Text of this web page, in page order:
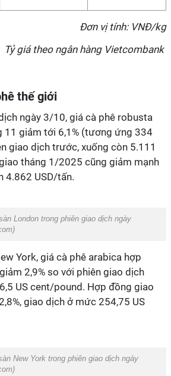
Đơn vị tính: VNĐ/kg
Tỷ giá theo ngân hàng Vietcombank
thế giới
ngày 3/10, giá cà phê robusta
11 giảm tới 6,1% (tương ứng 334
giao dịch trước, xuống còn 5.111
tháng 1/2025 cũng giảm mạnh
4.862 USD/tấn.
London trong phiên giao dịch ngày
York, giá cà phê arabica hợp
2,9% so với phiên giao dịch
US cent/pound. Hợp đồng giao
giao dịch ở mức 254,75 US
New York trong phiên giao dịch ngày